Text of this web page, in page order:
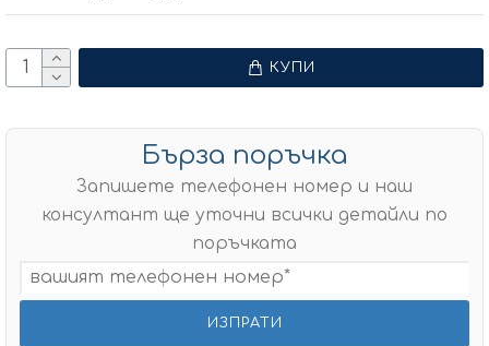
КУПИ
Бърза поръчка
Запишете телефонен номер и наш
консултант ще уточни всички детайли по
поръчката